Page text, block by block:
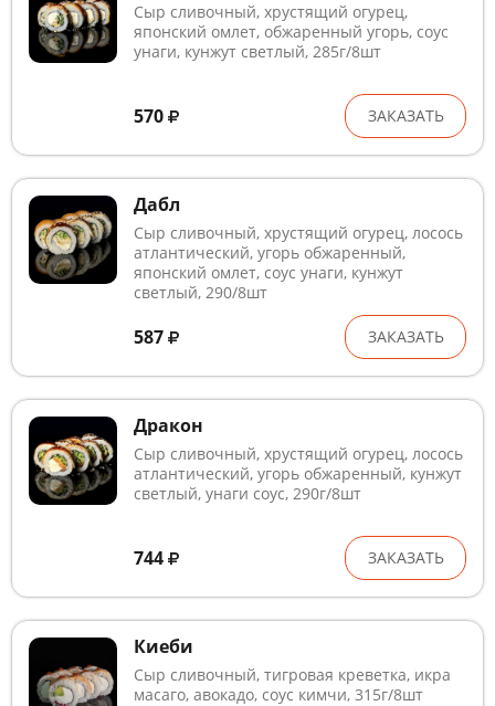
Сыр сливочный, хрустящий огурец,
японский омлет, обжаренный угорь, соус
унаги, кунжут светлый, 285г/8шт
570 ЗАКАЗАТЬ
Дабл
Сыр сливочный, хрустящий огурец, лосось
атлантический, угорь обжаренный,
японский омлет, соус унаги, кунжут
светлый, 290/8шт
587 ЗАКАЗАТЬ
Дракон
Сыр сливочный, хрустящий огурец, лосось
атлантический, угорь обжаренный, кунжут
светлый, унаги соус, 290г/8шт
744 ЗАКАЗАТЬ
Киеби
Сыр сливочный, тигровая креветка, икра
масаго, авокадо, соус кимчи, 315г/8шт